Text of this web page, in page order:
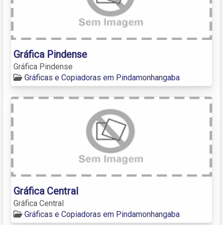
Gráfica Pindense
Gráfica Pindense
Gráficas e Copiadoras em Pindamonhangaba
Gráfica Central
Gráfica Central
Gráficas e Copiadoras em Pindamonhangaba